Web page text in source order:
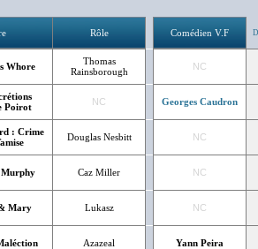
Rôle Comédien V.F
Whore
Thomas
Rainsborough
NC
Poirot
NC Georges Caudron
: Crime
Douglas Nesbitt NC
Caz Miller NC
Mary Lukasz NC
Azazeal Yann Peira